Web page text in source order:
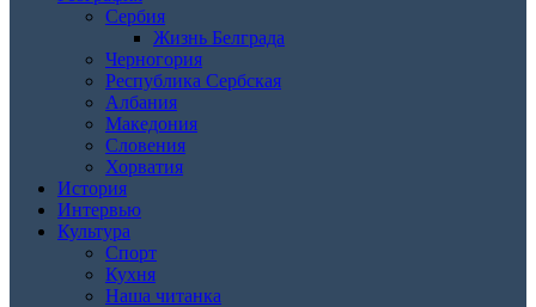
Сербия
Жизнь Белграда
Черногория
Республика Сербская
Албания
Македония
Словения
Хорватия
История
Интервью
Культура
Спорт
Кухня
Наша читанка